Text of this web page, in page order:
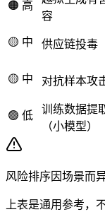
🟠 高
容
🟡 中 供应链投毒
🟡 中 对抗样本攻
🟢 低
训练数据提
（小模型）
风险排序因场景而
上表是通用参考，